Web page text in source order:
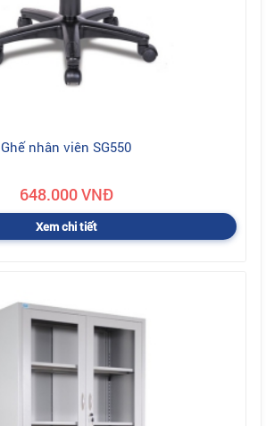
Ghế nhân viên SG550
648.000 VNĐ
Xem chi tiết